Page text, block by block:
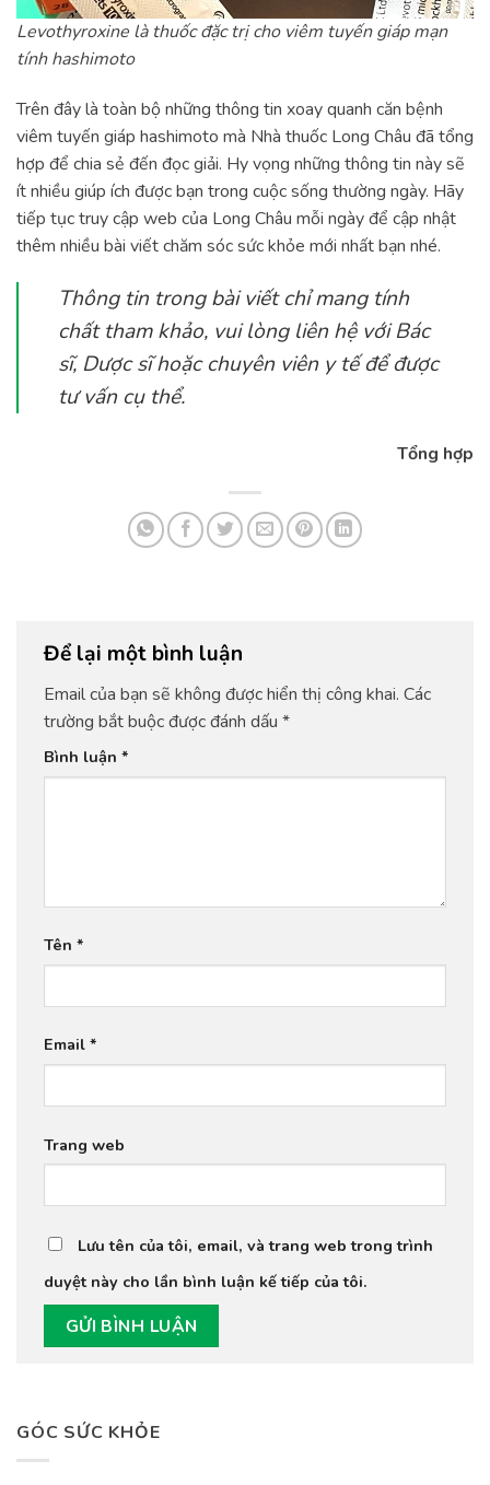
GÓC SỨC KHỎE
Levothyroxine là thuốc đặc trị cho viêm tuyến giáp mạn
tính hashimoto
Trên đây là toàn bộ những thông tin xoay quanh căn bệnh
viêm tuyến giáp hashimoto mà Nhà thuốc Long Châu đã tổng
hợp để chia sẻ đến đọc giải. Hy vọng những thông tin này sẽ
ít nhiều giúp ích được bạn trong cuộc sống thường ngày. Hãy
tiếp tục truy cập web của Long Châu mỗi ngày để cập nhật
thêm nhiều bài viết chăm sóc sức khỏe mới nhất bạn nhé.
Thông tin trong bài viết chỉ mang tính
chất tham khảo, vui lòng liên hệ với Bác
sĩ, Dược sĩ hoặc chuyên viên y tế để được
tư vấn cụ thể.
Tổng hợp
Để lại một bình luận
Email của bạn sẽ không được hiển thị công khai. Các
trường bắt buộc được đánh dấu *
Bình luận *
Tên *
Email *
Trang web
Lưu tên của tôi, email, và trang web trong trình
duyệt này cho lần bình luận kế tiếp của tôi.